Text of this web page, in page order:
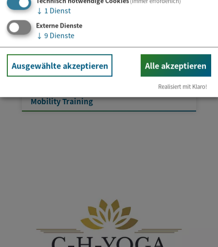
Kurs
Mobility Training
↓ 1 Dienst
Externe Dienste
↓ 9 Dienste
Ausgewählte akzeptieren Alle akzeptieren
Realisiert mit Klaro!